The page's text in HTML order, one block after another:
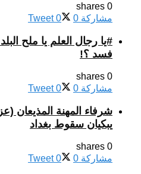
0 shares
مشاركة 0
Tweet 0
#يا رجال العلم يا ملح
فسد ؟!
0 shares
مشاركة 0
Tweet 0
شرفاء المهنة المذيعان
يبكيان سقوط بغداد
0 shares
مشاركة 0
Tweet 0